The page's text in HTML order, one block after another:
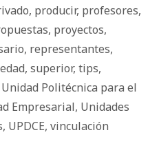
, producir, profesores,
, proyectos,
, representantes,
, superior, tips,
Unidad Politécnica para el
Empresarial, Unidades
, UPDCE, vinculación